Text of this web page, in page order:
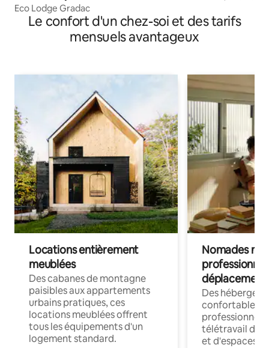
Eco Lodge Gradac
Le confort d'un chez-soi et des tarifs
mensuels avantageux
Locations entièrement
meublées
Des cabanes de montagne
paisibles aux appartements
urbains pratiques, ces
locations meublées offrent
tous les équipements d'un
logement standard.
Nomades
déplacement
Des
confortables
professionnels
télétravail
et d'espaces